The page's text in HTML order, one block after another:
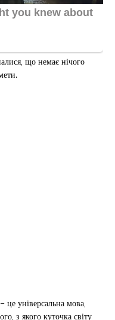
що немає нічого
універсальна мова,
з якого куточка світу